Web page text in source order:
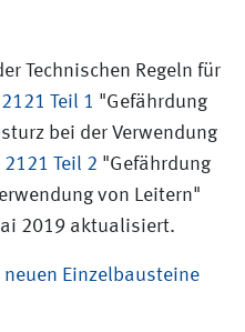
Technischen Regeln für
2121 Teil 1 "Gefährdung
bei der Verwendung
2121 Teil 2 "Gefährdung
von Leitern"
2019 aktualisiert.
Einzelbausteine